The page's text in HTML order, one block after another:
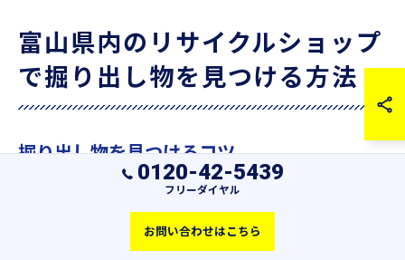
富山県内のリサイクルショップ
で掘り出し物を見つける方法
掘り出し物を見つけるコツ
リサイクルショップで掘り出し物を見つけるコツは、定
期的な訪問が重要です。店舗に行くたびに新着アイテム
0120-42-5439
フリーダイヤル
お問い合わせはこちら